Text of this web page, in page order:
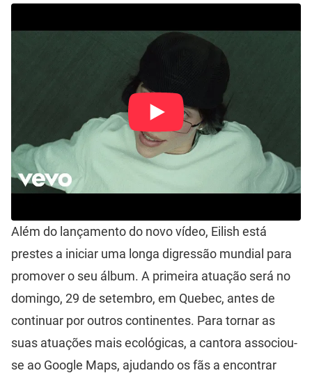
Além do lançamento do novo vídeo, Eilish está
prestes a iniciar uma longa digressão mundial para
promover o seu álbum. A primeira atuação será no
domingo, 29 de setembro, em Quebec, antes de
continuar por outros continentes. Para tornar as
suas atuações mais ecológicas, a cantora associou-
se ao Google Maps, ajudando os fãs a encontrar